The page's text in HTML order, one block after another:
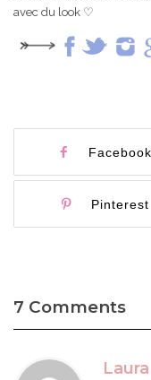
avec du look ♡
Facebook
Pinterest
7 Comments
Laura